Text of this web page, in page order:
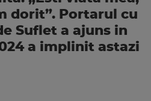
dorit”. Portarul cu
Suflet a ajuns in
a implinit astazi